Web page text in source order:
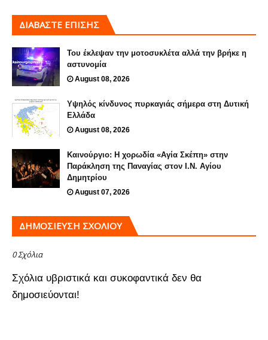
ΔΙΑΒΑΣΤΕ ΕΠΙΣΗΣ
Του έκλεψαν την μοτοσυκλέτα αλλά την βρήκε η
αστυνομία
August 08, 2026
Υψηλός κίνδυνος πυρκαγιάς σήμερα στη Δυτική
Ελλάδα
August 08, 2026
Καινούργιο: Η χορωδία «Αγία Σκέπη» στην
Παράκληση της Παναγίας στον Ι.Ν. Αγίου
Δημητρίου
August 07, 2026
ΔΗΜΟΣΊΕΥΣΗ ΣΧΟΛΊΟΥ
0 Σχόλια
Σχόλια υβριστικά και συκοφαντικά δεν θα
δημοσιεύονται!